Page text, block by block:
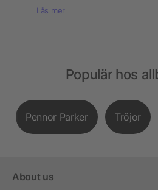
Läs mer
Populär hos
Pennor Parker Tröjor
About us